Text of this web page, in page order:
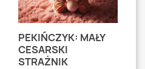
PEKIŃCZYK: MAŁY
CESARSKI
STRAŻNIK